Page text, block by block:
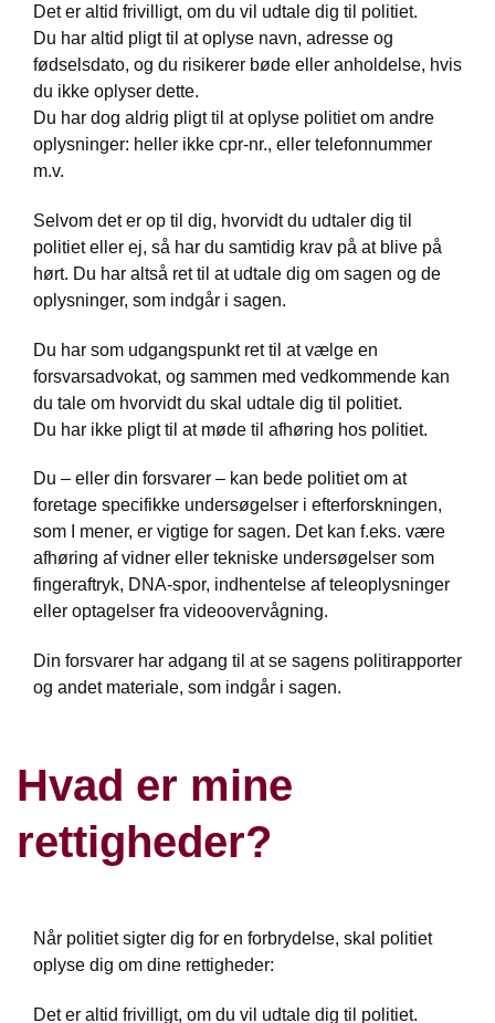
Det er altid frivilligt, om du vil udtale dig til politiet.
Du har altid pligt til at oplyse navn, adresse og
fødselsdato, og du risikerer bøde eller anholdelse, hvis
du ikke oplyser dette.
Du har dog aldrig pligt til at oplyse politiet om andre
oplysninger: heller ikke cpr-nr., eller telefonnummer
m.v.
Selvom det er op til dig, hvorvidt du udtaler dig til
politiet eller ej, så har du samtidig krav på at blive på
hørt. Du har altså ret til at udtale dig om sagen og de
oplysninger, som indgår i sagen.
Du har som udgangspunkt ret til at vælge en
forsvarsadvokat, og sammen med vedkommende kan
du tale om hvorvidt du skal udtale dig til politiet.
Du har ikke pligt til at møde til afhøring hos politiet.
Du – eller din forsvarer – kan bede politiet om at
foretage specifikke undersøgelser i efterforskningen,
som I mener, er vigtige for sagen. Det kan f.eks. være
afhøring af vidner eller tekniske undersøgelser som
fingeraftryk, DNA-spor, indhentelse af teleoplysninger
eller optagelser fra videoovervågning.
Din forsvarer har adgang til at se sagens politirapporter
og andet materiale, som indgår i sagen.
Hvad er mine
rettigheder?
Når politiet sigter dig for en forbrydelse, skal politiet
oplyse dig om dine rettigheder:
Det er altid frivilligt, om du vil udtale dig til politiet.